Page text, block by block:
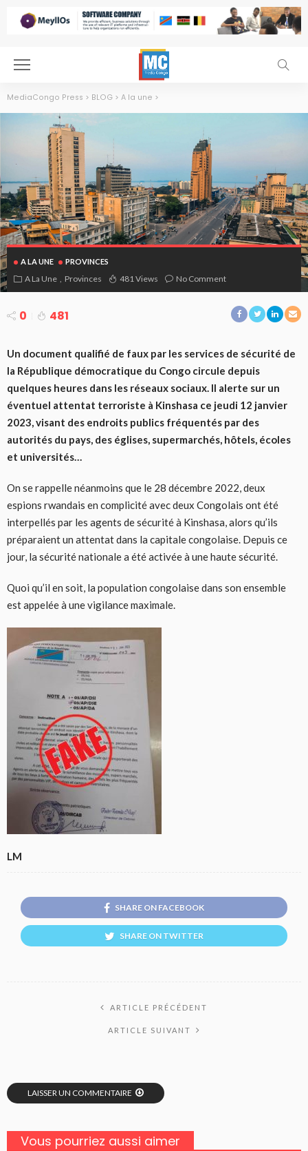
MediaCongo Press > BLOG > A la une >
A LA UNE PROVINCES
A La Une Provinces 481 Views No Comment
0 481
Un document qualifié de faux par les services de sécurité de
la République démocratique du Congo circule depuis
quelques heures dans les réseaux sociaux. Il alerte sur un
éventuel attentat terroriste à Kinshasa ce jeudi 12 janvier
2023, visant des endroits publics fréquentés par des
autorités du pays, des églises, supermarchés, hôtels, écoles
et universités…
On se rappelle néanmoins que le 28 décembre 2022, deux
espions rwandais en complicité avec deux Congolais ont été
interpellés par les agents de sécurité à Kinshasa, alors qu’ils
préparaient un attentat dans la capitale congolaise. Depuis ce
jour, la sécurité nationale a été activée à une haute sécurité.
Quoi qu’il en soit, la population congolaise dans son ensemble
est appelée à une vigilance maximale.
LM
SHARE ON FACEBOOK
SHARE ON TWITTER
ARTICLE PRÉCÉDENT
ARTICLE SUIVANT
LAISSER UN COMMENTAIRE
Vous pourriez aussi aimer